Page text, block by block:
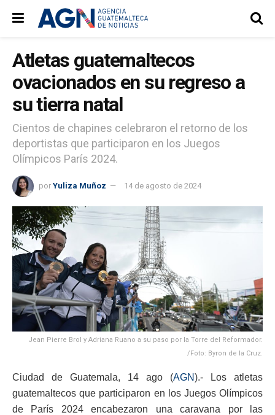
Atletas guatemaltecos
ovacionados en su regreso a
su tierra natal
Cientos de chapines celebraron el retorno de los
deportistas que participaron en los Juegos
Olímpicos París 2024.
por Yuliza Muñoz 14 de agosto de 2024
Jean Pierre Brol y Adriana Ruano a su paso por la Torre del Reformador.
/Foto: Byron de la Cruz.
Ciudad de Guatemala, 14 ago (AGN).- Los atletas
guatemaltecos que participaron en los Juegos Olímpicos
de París 2024 encabezaron una caravana por las